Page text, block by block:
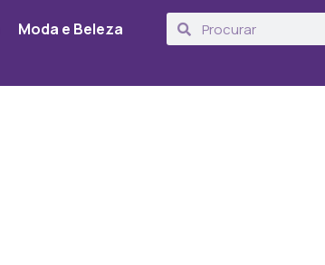
Moda e Beleza